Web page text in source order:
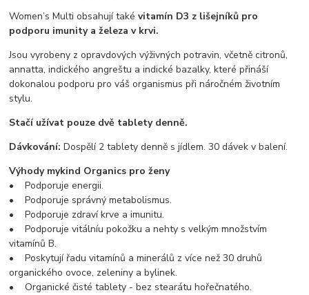
Women’s Multi obsahují takévitamín D3 z lišejníků pro
podporu imunity a železa v krvi.
Jsou vyrobeny z opravdových výživných potravin, včetně citronů,
annatta, indického angreštu a indické bazalky, které přináší
dokonalou podporu pro váš organismus při náročném životním
stylu.
Stačí užívat pouze dvě tablety denně.
Dávkování: Dospělí 2 tablety denně s jídlem. 30 dávek v balení.
Výhody mykind Organics pro ženy
•Podporuje energii.
• Podporuje správný metabolismus.
• Podporuje zdraví krve a imunitu.
• Podporuje vitálníu pokožku a nehty s velkým množstvím
vitamínů B.
• Poskytují řadu vitamínů a minerálů z více než 30 druhů
organického ovoce, zeleniny a bylinek.
• Organické čisté tablety - bez stearátu hořečnatého.